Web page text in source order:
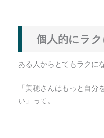
個人的にラ
ある人からとてもラクに
「美穂さんはもっと自分
い」って。